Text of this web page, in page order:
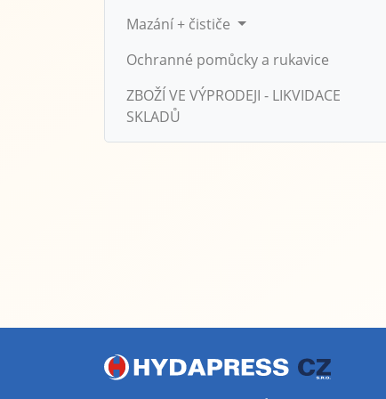
Mazání + čističe
Ochranné pomůcky a rukavice
ZBOŽÍ VE VÝPRODEJI - LIKVIDACE
SKLADŮ